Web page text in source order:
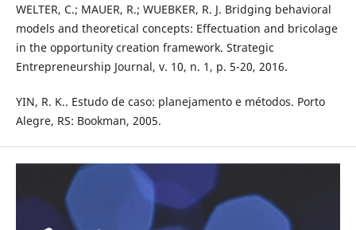
WELTER, C.; MAUER, R.; WUEBKER, R. J. Bridging behavioral
models and theoretical concepts: Effectuation and bricolage
in the opportunity creation framework. Strategic
Entrepreneurship Journal, v. 10, n. 1, p. 5-20, 2016.
YIN, R. K.. Estudo de caso: planejamento e métodos. Porto
Alegre, RS: Bookman, 2005.